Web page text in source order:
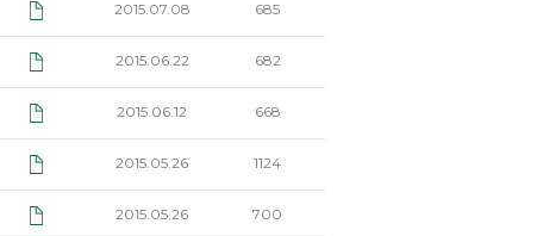
2015.07.08 685
2015.06.22 682
2015.06.12 668
2015.05.26 1124
2015.05.26 700